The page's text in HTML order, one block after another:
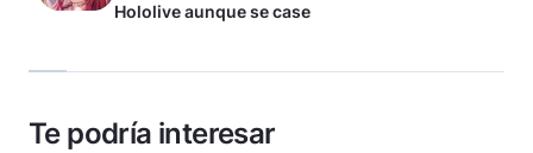
Hololive aunque se case
Te podría interesar